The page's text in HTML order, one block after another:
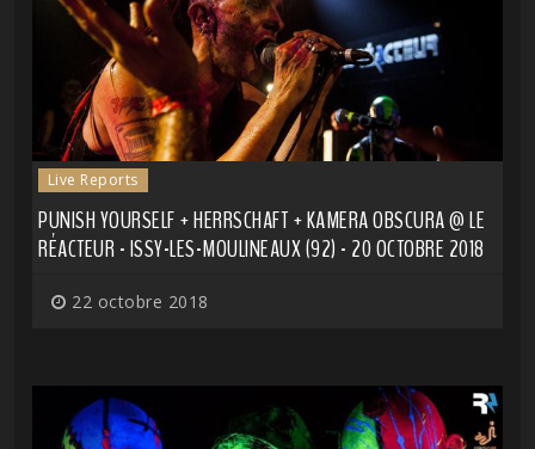
Live Reports
PUNISH YOURSELF + HERRSCHAFT + KAMERA OBSCURA @ LE
RÉACTEUR - ISSY-LES-MOULINEAUX (92) - 20 OCTOBRE 2018
22 octobre 2018